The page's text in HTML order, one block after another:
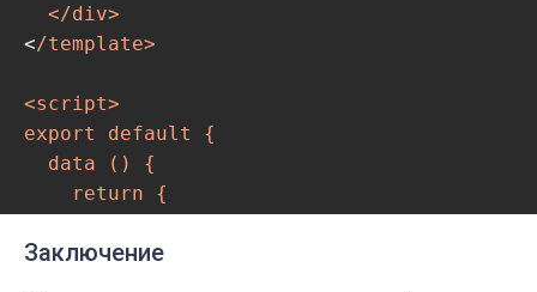
</div>
</template>
<script>
export default {
  data () {
    return {
    }
Заключение